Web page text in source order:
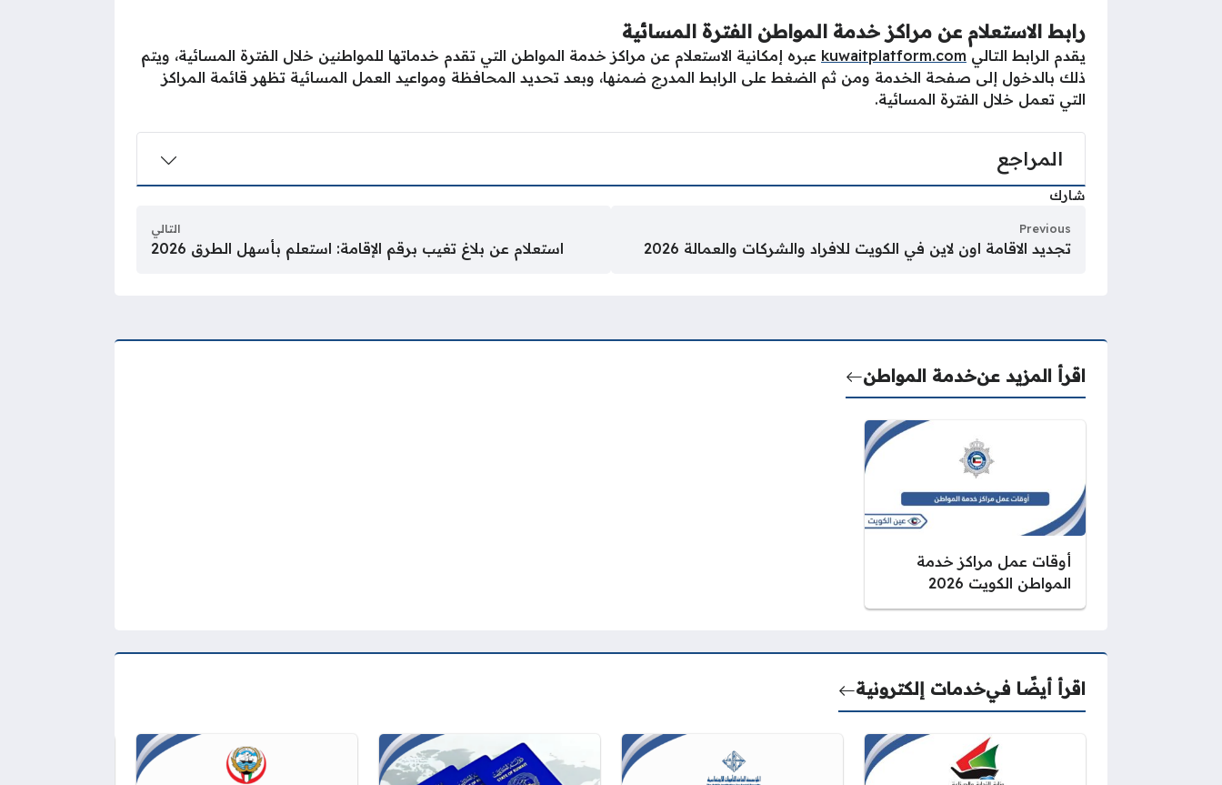
رابط الاستعلام عن مراكز خدمة المواطن الفترة المسائية
يقدم الرابط التالي kuwaitplatform.com عبره إمكانية الاستعلام عن مراكز خدمة المواطن التي تقدم خدماتها للمواطنين خلال الفترة المسائية، ويتم
ذلك بالدخول إلى صفحة الخدمة ومن ثم الضغط على الرابط المدرج ضمنها، وبعد تحديد المحافظة ومواعيد العمل المسائية تظهر قائمة المراكز
التي تعمل خلال الفترة المسائية.
المراجع
شارك
Previous
تجديد الاقامة اون لاين في الكويت للافراد والشركات والعمالة 2026
التالي
استعلام عن بلاغ تغيب برقم الإقامة: استعلم بأسهل الطرق 2026
اقرأ المزيد عنخدمة المواطن
أوقات عمل مراكز خدمة
المواطن الكويت 2026
اقرأ أيضًا فيخدمات إلكترونية